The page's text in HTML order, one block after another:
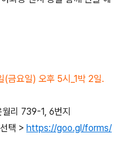
요일) 오후 5시_1박 2일.
리 739-1, 6번지
택 > https://goo.gl/forms/